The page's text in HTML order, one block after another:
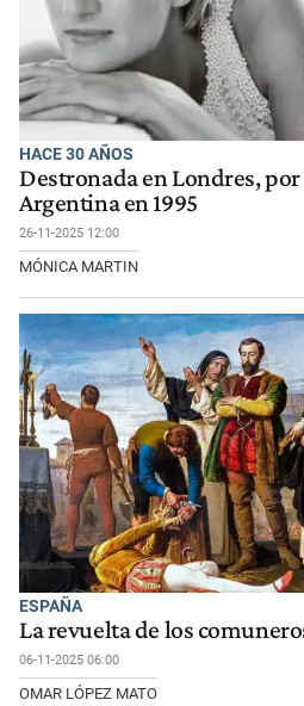
HACE 30 AÑOS
Destronada en Londres,
Argentina en 1995
26-11-2025 12:00
MÓNICA MARTIN
ESPAÑA
La revuelta de los
06-11-2025 06:00
OMAR LÓPEZ MATO